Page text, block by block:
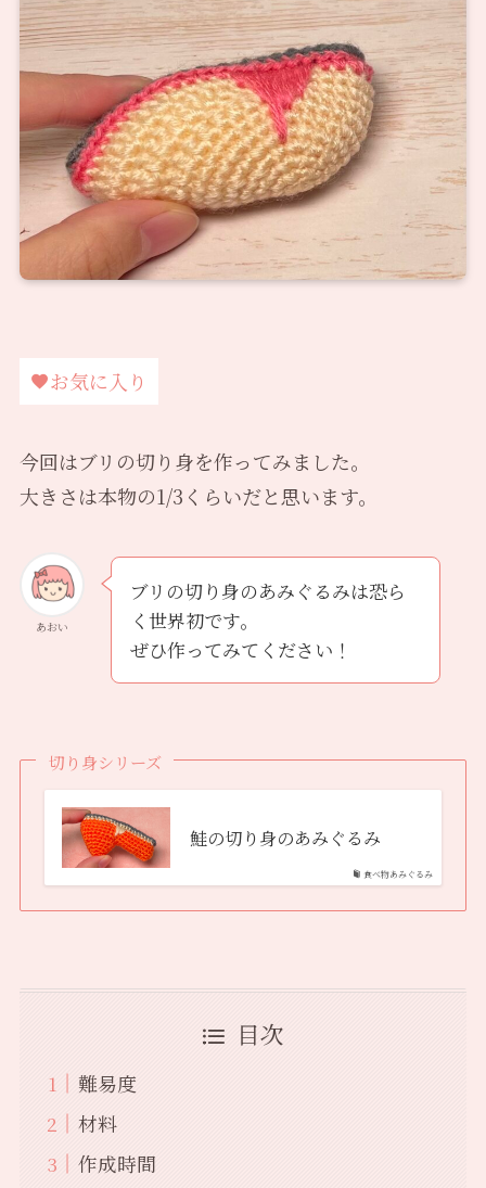
お気に入り
今回はブリの切り身を作ってみました。
大きさは本物の1/3くらいだと思います。
あおい
ブリの切り身のあみぐるみは恐ら
く世界初です。
ぜひ作ってみてください！
切り身シリーズ
食べ物あみぐるみ
鮭の切り身のあみぐるみ
目次
難易度
材料
作成時間